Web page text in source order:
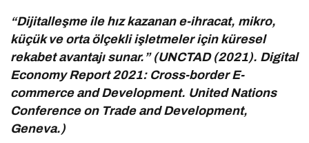
“Dijitalleşme ile hız kazanan e-ihracat, mikro,
küçük ve orta ölçekli işletmeler için küresel
rekabet avantajı sunar.” (UNCTAD (2021). Digital
Economy Report 2021: Cross-border E-
commerce and Development. United Nations
Conference on Trade and Development,
Geneva.)